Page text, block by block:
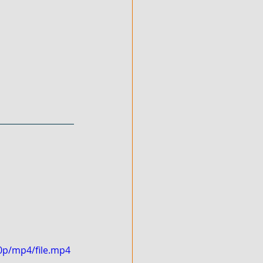
mp4/file.mp4